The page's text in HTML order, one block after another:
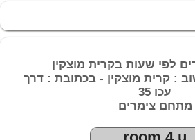
לפי שעות בקרית מוצקין
: קרית מוצקין - בכתובת : דרך
עכו 35
מתחם צימרים